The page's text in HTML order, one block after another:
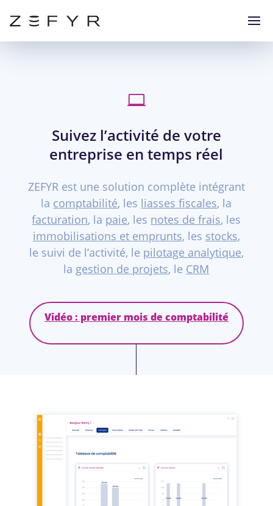

Suivez l’activité de votre
entreprise en temps réel
ZEFYR est une solution complète intégrant
la comptabilité, les liasses fiscales, la
facturation, la paie, les notes de frais, les
immobilisations et emprunts, les stocks,
le suivi de l’activité, le pilotage analytique,
la gestion de projets, le CRM
Vidéo : premier mois de comptabilité